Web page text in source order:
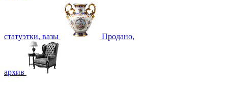
статуэтки, вазы Продано,
архив